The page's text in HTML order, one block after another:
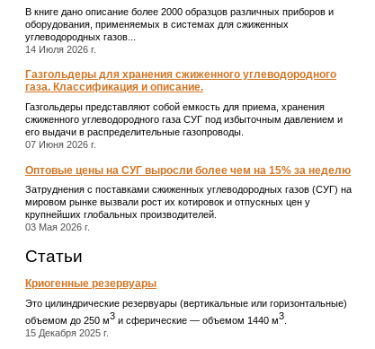
В книге дано описание более 2000 образцов различных приборов и
оборудования, применяемых в системах для сжиженных
углеводородных газов...
14 Июля 2026 г.
Газгольдеры для хранения сжиженного углеводородного
газа. Классификация и описание.
Газгольдеры представляют собой емкость для приема, хранения
сжиженного углеводородного газа СУГ под избыточным давлением и
его выдачи в распределительные газопроводы.
07 Июня 2026 г.
Оптовые цены на СУГ выросли более чем на 15% за неделю
Затруднения с поставками сжиженных углеводородных газов (СУГ) на
мировом рынке вызвали рост их котировок и отпускных цен у
крупнейших глобальных производителей.
03 Мая 2026 г.
Статьи
Криогенные резервуары
Это цилиндрические резервуары (вертикальные или горизонтальные)
объемом до 250 м3 и сферические ― объемом 1440 м3
15 Декабря 2025 г.